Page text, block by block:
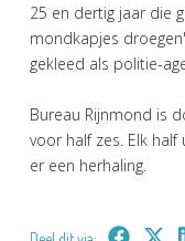
25 en dertig jaar die
mondkapjes
gekleed als politie-
Bureau Rijnmond is
voor half zes. Elk
er een herhaling.